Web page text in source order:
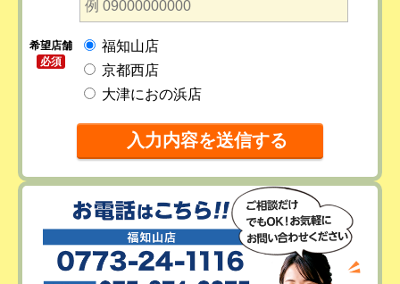
希望店舗
必須
福知山店
京都西店
大津におの浜店